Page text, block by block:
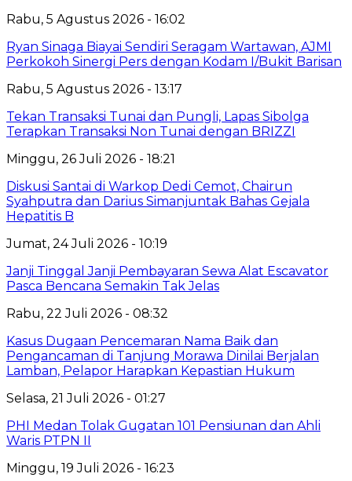
Rabu, 5 Agustus 2026 - 16:02
Ryan Sinaga Biayai Sendiri Seragam Wartawan, AJMI
Perkokoh Sinergi Pers dengan Kodam I/Bukit Barisan
Rabu, 5 Agustus 2026 - 13:17
Tekan Transaksi Tunai dan Pungli, Lapas Sibolga
Terapkan Transaksi Non Tunai dengan BRIZZI
Minggu, 26 Juli 2026 - 18:21
Diskusi Santai di Warkop Dedi Cemot, Chairun
Syahputra dan Darius Simanjuntak Bahas Gejala
Hepatitis B
Jumat, 24 Juli 2026 - 10:19
Janji Tinggal Janji Pembayaran Sewa Alat Escavator
Pasca Bencana Semakin Tak Jelas
Rabu, 22 Juli 2026 - 08:32
Kasus Dugaan Pencemaran Nama Baik dan
Pengancaman di Tanjung Morawa Dinilai Berjalan
Lamban, Pelapor Harapkan Kepastian Hukum
Selasa, 21 Juli 2026 - 01:27
PHI Medan Tolak Gugatan 101 Pensiunan dan Ahli
Waris PTPN II
Minggu, 19 Juli 2026 - 16:23